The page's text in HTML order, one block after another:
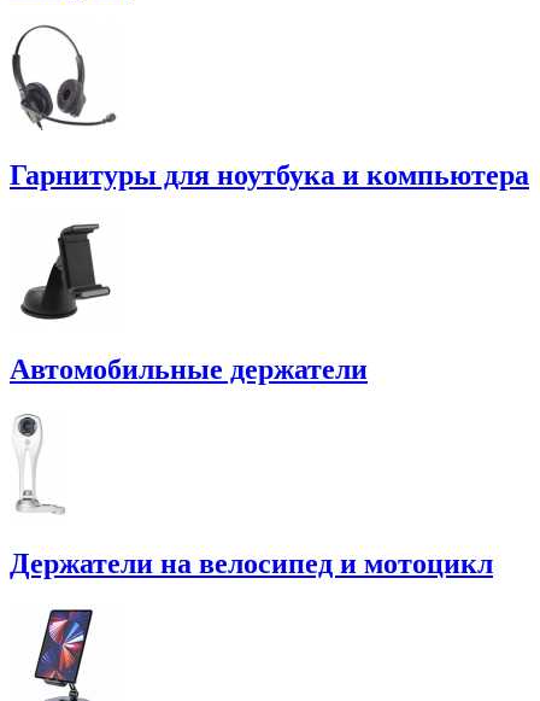
Гарнитуры для ноутбука и компьютера
Автомобильные держатели
Держатели на велосипед и мотоцикл